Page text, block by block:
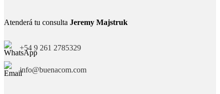
Atenderá tu consulta Jeremy Majstruk
+54 9 261 2785329
info@buenacom.com